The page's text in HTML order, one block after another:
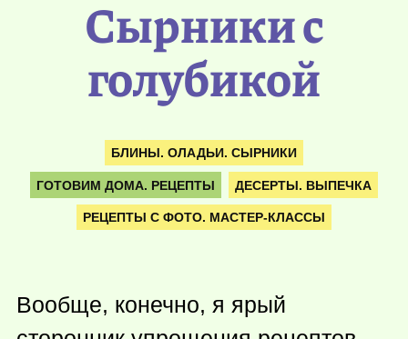
Сырники с
голубикой
БЛИНЫ. ОЛАДЬИ. СЫРНИКИ
ГОТОВИМ ДОМА. РЕЦЕПТЫ ДЕСЕРТЫ. ВЫПЕЧКА
РЕЦЕПТЫ С ФОТО. МАСТЕР-КЛАССЫ
Вообще, конечно, я ярый